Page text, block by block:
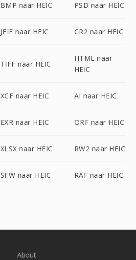
BMP naar HEIC PSD naar HEIC
JFIF naar HEIC CR2 naar HEIC
TIFF naar HEIC
HTML naar
HEIC
XCF naar HEIC AI naar HEIC
EXR naar HEIC ORF naar HEIC
XLSX naar HEIC RW2 naar HEIC
SFW naar HEIC RAF naar HEIC
About